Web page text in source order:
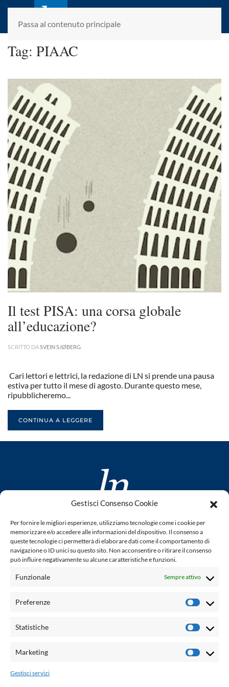
Gestisci Consenso Cookie
Per fornire le migliori esperienze, utilizziamo tecnologie come i cookie per
memorizzare e/o accedere alle informazioni del dispositivo. Il consenso a
queste tecnologie ci permetterà di elaborare dati come il comportamento di
navigazione o ID unici su questo sito. Non acconsentire o ritirare il consenso
può influire negativamente su alcune caratteristiche e funzioni.
Funzionale Sempre attivo
Preferenze
Statistiche
Marketing
Gestisci servizi
Passa al contenuto principale
laletteraturaenoi.it
fondato da Romano Luperini
Tag: PIAAC
Il test PISA: una corsa globale
all’educazione?
SCRITTO DASVEIN SJØBERG
Cari lettori e lettrici, la redazione di LN si prende una pausa
estiva per tutto il mese di agosto. Durante questo mese,
ripubblicheremo...
CONTINUA A LEGGERE
www.laletteraturaenoi.it
fondato da Romano Luperini
Questo blog non rappresenta una testata giornalistica in
quanto viene aggiornato senza alcuna periodicità. Non può
legge n° 62 del 7.03.2001. L'autore non è responsabile per
email: